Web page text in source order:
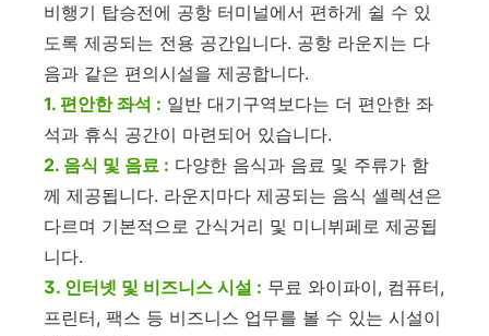
비행기 탑승전에 공항 터미널에서 편하게 쉴 수 있
도록 제공되는 전용 공간입니다. 공항 라운지는 다
음과 같은 편의시설을 제공합니다.
1. 편안한 좌석 : 일반 대기구역보다는 더 편안한 좌
석과 휴식 공간이 마련되어 있습니다.
2. 음식 및 음료 : 다양한 음식과 음료 및 주류가 함
께 제공됩니다. 라운지마다 제공되는 음식 셀렉션은
다르며 기본적으로 간식거리 및 미니뷔페로 제공됩
니다.
3. 인터넷 및 비즈니스 시설 : 무료 와이파이, 컴퓨터,
프린터, 팩스 등 비즈니스 업무를 볼 수 있는 시설이